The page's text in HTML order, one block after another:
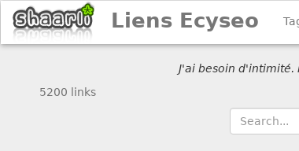
Liens Ecyseo
J'ai besoin d'intimité.
5200 links